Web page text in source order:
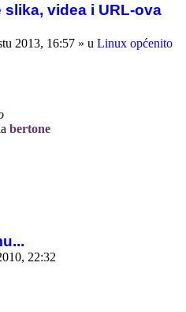
videa i URL-ova
2013, 16:57 » u Linux općenito
bertone
22:32